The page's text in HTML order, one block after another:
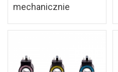
mechanicznie